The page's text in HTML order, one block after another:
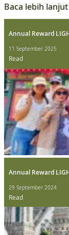
Baca lebih
Annual Reward
11 September 2025
Read
Annual Reward
29 September 2024
Read